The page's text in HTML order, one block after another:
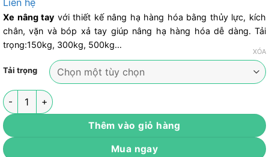
Xe nâng tay với thiết kế nâng hạ hàng hóa bằng thủy lực, kích
chân, vặn và bóp xả tay giúp nâng hạ hàng hóa dễ dàng. Tải
trọng:150kg, 300kg, 500kg…
Tải trọng
XÓA
Xe nâng tay cao mini HFT-008 số lượng
Thêm vào giỏ hàng
Mua ngay